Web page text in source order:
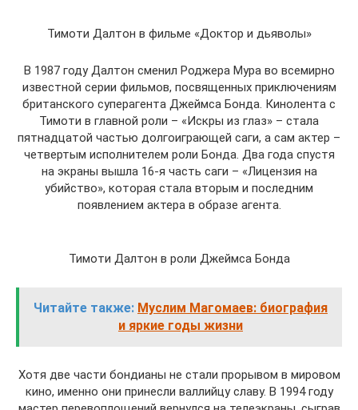
Тимоти Далтон в фильме «Доктор и дьяволы»
В 1987 году Далтон сменил Роджера Мура во всемирно
известной серии фильмов, посвященных приключениям
британского суперагента Джеймса Бонда. Кинолента с
Тимоти в главной роли – «Искры из глаз» – стала
пятнадцатой частью долгоиграющей саги, а сам актер –
четвертым исполнителем роли Бонда. Два года спустя
на экраны вышла 16-я часть саги – «Лицензия на
убийство», которая стала вторым и последним
появлением актера в образе агента.
Тимоти Далтон в роли Джеймса Бонда
Читайте также: Муслим Магомаев: биография
и яркие годы жизни
Хотя две части бондианы не стали прорывом в мировом
кино, именно они принесли валлийцу славу. В 1994 году